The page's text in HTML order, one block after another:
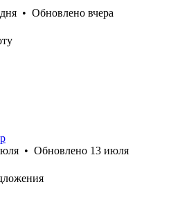
• Обновлено вчера
• Обновлено 13 июля